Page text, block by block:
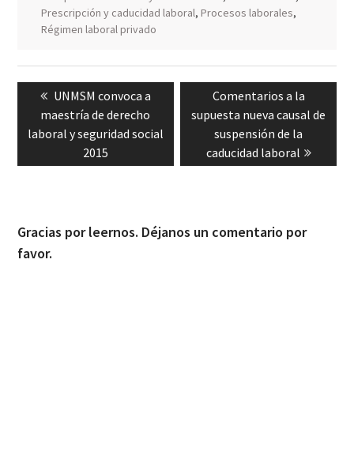
Prescripción y caducidad laboral, Procesos laborales,
Régimen laboral privado
entradas
Previous
post:
UNMSM convoca a
maestría de derecho
laboral y seguridad social
2015
Next
post:
Comentarios a la
supuesta nueva causal de
suspensión de la
caducidad laboral
Gracias por leernos. Déjanos un comentario por
favor.